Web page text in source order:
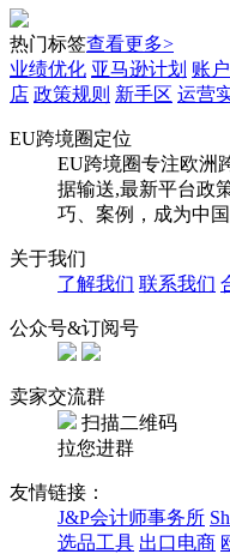
热门标签查看更多>
业绩优化 亚马逊计划 账
店 政策规则 新手区 运营
EU跨境圈定位
EU跨境圈专注欧洲
据输送,最新平台政
巧、案例，成为中
关于我们
了解我们 联系我们
公众号&订阅号
卖家交流群
扫描二维码
拉您进群
友情链接：
J&P会计师事务所
选品工具 出口电商